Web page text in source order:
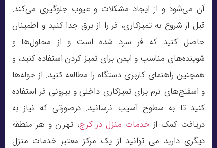
آن می‌شود و از ایجاد مشکلات و عیوب جلوگیری می‌کند.
قبل از شروع به تمیزکاری، فر را از برق جدا کنید و اطمینان
حاصل کنید که فر سرد شده است و از محلول‌ها و
شوینده‌های مناسب و ایمن برای تمیز کردن استفاده کنید، و
همچنین راهنمای کاربری دستگاه را مطالعه کنید. از حوله‌ها
و اسفنج‌های نرم برای تمیزکاری داخلی و بیرونی فر استفاده
کنید تا به سطوح آسیب نرسانید. درصورتی که نیاز به
دریافت کمک از خدمات منزل در کرج، تهران و هر منطقه
دیگری دارید می توانید از یک مرکز معتبر خدمات منزل